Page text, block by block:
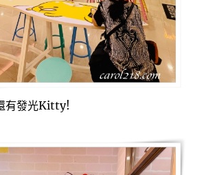
有發光Kitty!